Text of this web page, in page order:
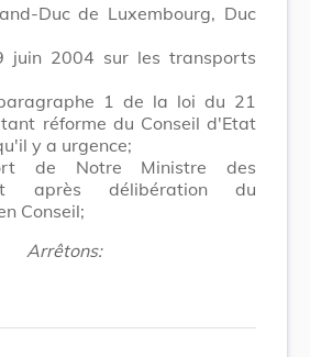
Duc de Luxembourg, Duc
juin 2004 sur les transports
1 de la loi du 21
réforme du Conseil d'Etat
y a urgence;
de Notre Ministre des
après délibération du
Conseil;
Arrêtons: